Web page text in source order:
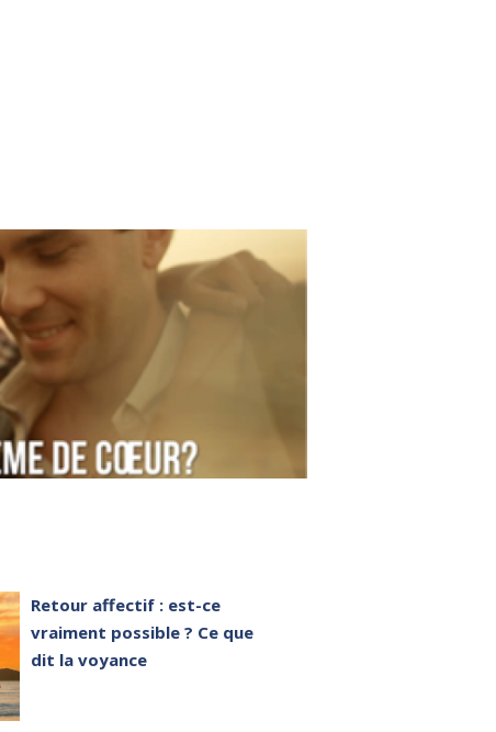
Retour affectif : est-ce
vraiment possible ? Ce que
dit la voyance